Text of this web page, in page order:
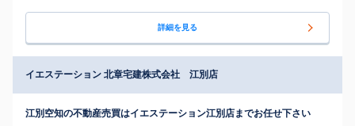
詳細を見る
イエステーション 北章宅建株式会社 江別店
江別空知の不動産売買はイエステーション江別店までお任せ下さい